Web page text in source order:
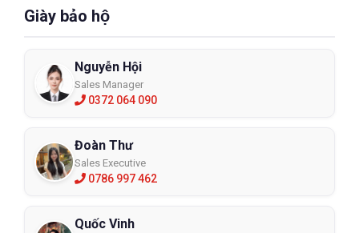
Giày bảo hộ
Nguyễn Hội
Sales Manager
0372 064 090
Đoàn Thư
Sales Executive
0786 997 462
Quốc Vinh